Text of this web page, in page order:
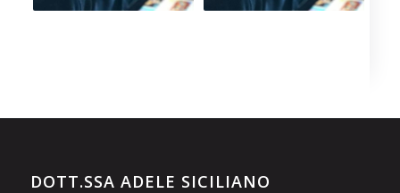
DOTT.SSA ADELE SICILIANO